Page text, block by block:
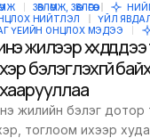
ЗӨВЛӨМЖ, ЗӨВЛӨГӨӨ
НИЙТЛЭЛ
ҮЙЛ
ҮЕИЙН ОНЦЛОХ МЭДЭЭ
жилээр
бэлэглэхгүй
жилийн бэлэг дотор
тоглоом ихээр